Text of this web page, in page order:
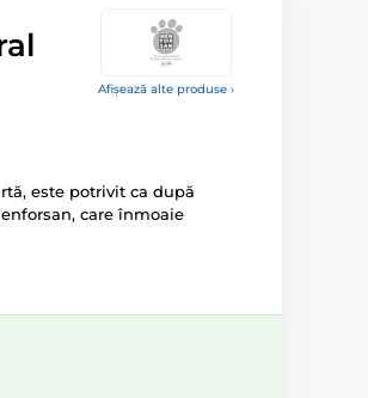
Afișează alte produse ›
este potrivit ca după
care înmoaie